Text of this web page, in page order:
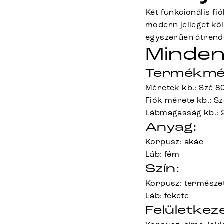
Két funkcionális
modern jelleget
egyszerűen
Méretek kb.: Szé
Fiók mérete kb.:
Lábmagasság kb.:
Anyag:
Korpusz: akác
Láb: fém
Szín:
Korpusz:
Láb: fekete